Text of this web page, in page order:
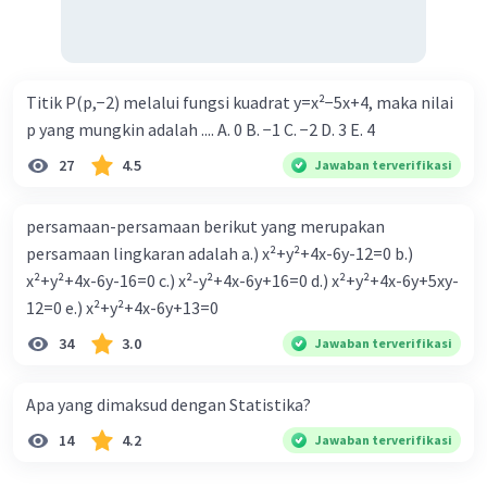
Titik P(p,−2) melalui fungsi kuadrat y=x²−5x+4, maka nilai
p yang mungkin adalah .... A. 0 B. −1 C. −2 D. 3 E. 4
27 4.5 Jawaban terverifikasi
persamaan-persamaan berikut yang merupakan
persamaan lingkaran adalah a.) x²+y²+4x-6y-12=0 b.)
x²+y²+4x-6y-16=0 c.) x²-y²+4x-6y+16=0 d.) x²+y²+4x-6y+5xy-
12=0 e.) x²+y²+4x-6y+13=0
34 3.0 Jawaban terverifikasi
Apa yang dimaksud dengan Statistika?
14 4.2 Jawaban terverifikasi